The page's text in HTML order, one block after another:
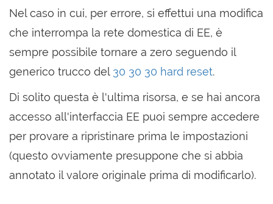
Nel caso in cui, per errore, si effettui una modifica
che interrompa la rete domestica di EE, è
sempre possibile tornare a zero seguendo il
generico trucco del 30 30 30 hard reset.
Di solito questa è l'ultima risorsa, e se hai ancora
accesso all'interfaccia EE puoi sempre accedere
per provare a ripristinare prima le impostazioni
(questo ovviamente presuppone che si abbia
annotato il valore originale prima di modificarlo).